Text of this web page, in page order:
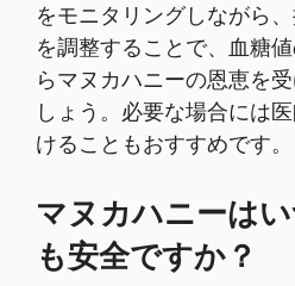
をモニタリングしながら
を調整することで、血糖
らマヌカハニーの恩恵を
しょう。必要な場合には
けることもおすすめです。
マヌカハニーは
も安全ですか？